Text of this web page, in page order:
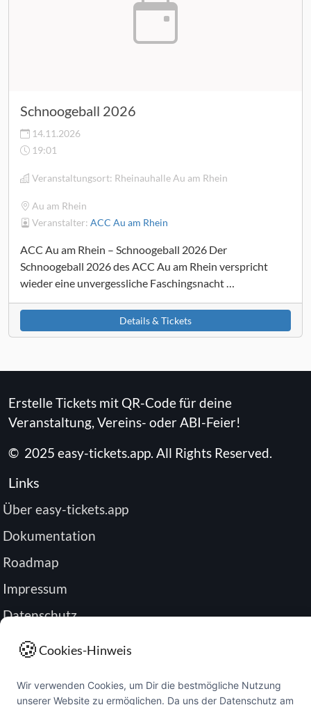
Schnoogeball 2026
14.11.2026
19:01
Veranstaltungsort: Rheinauhalle Au am Rhein
Au am Rhein
Veranstalter: ACC Au am Rhein
ACC Au am Rhein – Schnoogeball 2026 Der
Schnoogeball 2026 des ACC Au am Rhein verspricht
wieder eine unvergessliche Faschingsnacht …
Details & Tickets
Erstelle Tickets mit QR-Code für deine
Veranstaltung, Vereins- oder ABI-Feier!
© 2025 easy-tickets.app All Rights Reserved.
Links
Über easy-tickets.app
Dokumentation
Roadmap
Impressum
Datenschutz
Passwort zurücksetzen
🍪Cookies-Hinweis
Wir verwenden Cookies, um Dir die bestmögliche Nutzung
unserer Website zu ermöglichen. Da uns der Datenschutz am